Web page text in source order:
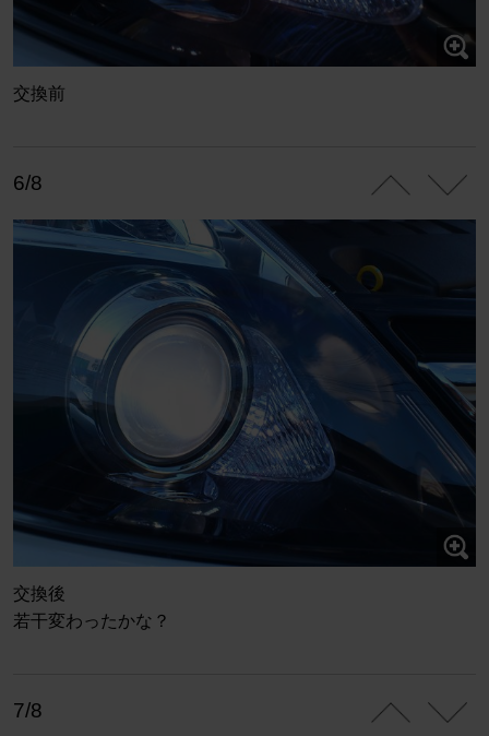
交換前
6/8
交換後
若干変わったかな？
7/8